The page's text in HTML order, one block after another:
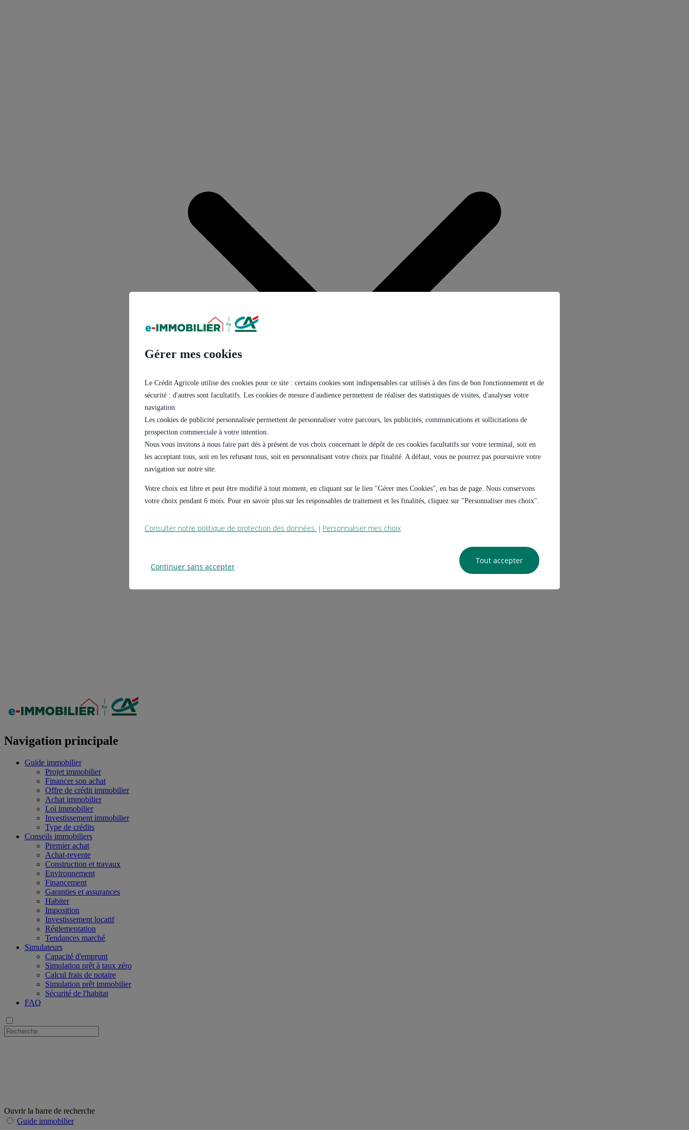
Navigation principale
Guide immobilier
Projet immobilier
Financer son achat
Offre de crédit immobilier
Achat immobilier
Loi immobilier
Investissement immobilier
Type de crédits
Conseils immobiliers
Premier achat
Achat-revente
Construction et travaux
Environnement
Financement
Garanties et assurances
Habiter
Imposition
Investissement locatif
Réglementation
Tendances marché
Simulateurs
Capacité d'emprunt
Simulation prêt à taux zéro
Calcul frais de notaire
Simulation prêt immobilier
Sécurité de l'habitat
FAQ
Ouvrir la barre de recherche
Guide immobilier
Gérer mes cookies
Le Crédit Agricole utilise des cookies pour ce site : certains cookies sont indispensables car utilisés à des fins de bon fonctionnement et de
sécurité : d'autres sont facultatifs. Les cookies de mesure d'audience permettent de réaliser des statistiques de visites, d'analyser votre
navigation.
Les cookies de publicité personnalisée permettent de personnaliser votre parcours, les publicités, communications et sollicitations de
prospection commerciale à votre intention.
Nous vous invitons à nous faire part dès à présent de vos choix concernant le dépôt de ces cookies facultatifs sur votre terminal, soit en
les acceptant tous, soit en les refusant tous, soit en personnalisant votre choix par finalité. A défaut, vous ne pourrez pas poursuivre votre
navigation sur notre site.
Votre choix est libre et peut être modifié à tout moment, en cliquant sur le lien "Gérer mes Cookies", en bas de page. Nous conservons
votre choix pendant 6 mois. Pour en savoir plus sur les responsables de traitement et les finalités, cliquez sur "Personnaliser mes choix".
Consulter notre politique de protection des données Personnaliser mes choix
Continuer sans accepter
Tout accepter